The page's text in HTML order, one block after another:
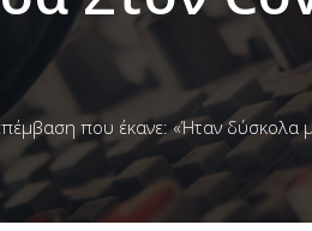
που έκανε: «Ήταν δύσκολα